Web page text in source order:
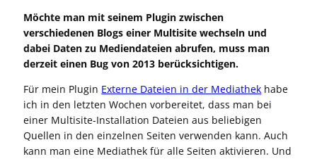
Möchte man mit seinem Plugin zwischen
verschiedenen Blogs einer Multisite wechseln und
dabei Daten zu Mediendateien abrufen, muss man
derzeit einen Bug von 2013 berücksichtigen.
Für mein Plugin Externe Dateien in der Mediathek habe
ich in den letzten Wochen vorbereitet, dass man bei
einer Multisite-Installation Dateien aus beliebigen
Quellen in den einzelnen Seiten verwenden kann. Auch
kann man eine Mediathek für alle Seiten aktivieren. Und